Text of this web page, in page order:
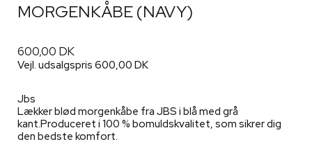
MORGENKÅBE (NAVY)
600,00 DK
Vejl. udsalgspris 600,00 DK
Jbs
Lækker blød morgenkåbe fra JBS i blå med grå
kant.Produceret i 100 % bomuldskvalitet, som sikrer dig
den bedste komfort.